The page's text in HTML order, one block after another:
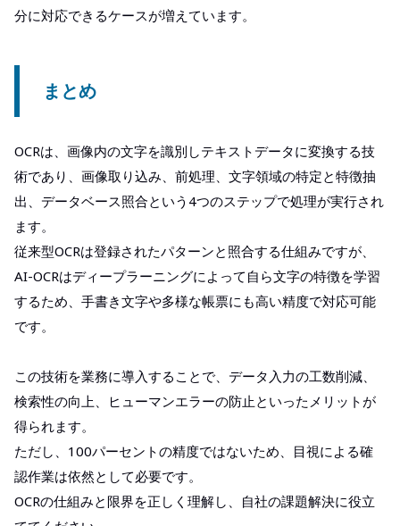
分に対応できるケースが増えています。
まとめ
OCRは、画像内の文字を識別しテキストデータに変換する技
術であり、画像取り込み、前処理、文字領域の特定と特徴抽
出、データベース照合という4つのステップで処理が実行され
ます。
従来型OCRは登録されたパターンと照合する仕組みですが、
AI-OCRはディープラーニングによって自ら文字の特徴を学習
するため、手書き文字や多様な帳票にも高い精度で対応可能
です。
この技術を業務に導入することで、データ入力の工数削減、
検索性の向上、ヒューマンエラーの防止といったメリットが
得られます。
ただし、100パーセントの精度ではないため、目視による確
認作業は依然として必要です。
OCRの仕組みと限界を正しく理解し、自社の課題解決に役立